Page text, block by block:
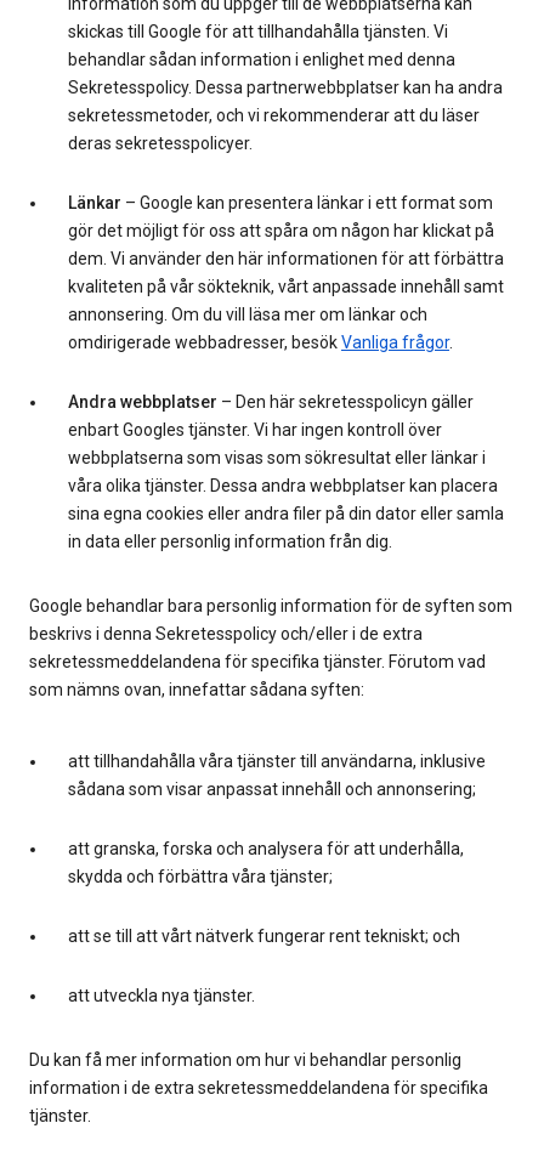
skickas till Google för att tillhandahålla tjänsten. Vi
behandlar sådan information i enlighet med denna
Sekretesspolicy. Dessa partnerwebbplatser kan ha andra
sekretessmetoder, och vi rekommenderar att du läser
deras sekretesspolicyer.
Länkar – Google kan presentera länkar i ett format som
gör det möjligt för oss att spåra om någon har klickat på
dem. Vi använder den här informationen för att förbättra
kvaliteten på vår sökteknik, vårt anpassade innehåll samt
annonsering. Om du vill läsa mer om länkar och
omdirigerade webbadresser, besökVanliga frågor.
Andra webbplatser – Den här sekretesspolicyn gäller
enbart Googles tjänster. Vi har ingen kontroll över
webbplatserna som visas som sökresultat eller länkar i
våra olika tjänster. Dessa andra webbplatser kan placera
sina egna cookies eller andra filer på din dator eller samla
in data eller personlig information från dig.
Google behandlar bara personlig information för de syften som
beskrivs i denna Sekretesspolicy och/eller i de extra
sekretessmeddelandena för specifika tjänster. Förutom vad
som nämns ovan, innefattar sådana syften:
att tillhandahålla våra tjänster till användarna, inklusive
sådana som visar anpassat innehåll och annonsering;
att granska, forska och analysera för att underhålla,
skydda och förbättra våra tjänster;
att se till att vårt nätverk fungerar rent tekniskt; och
att utveckla nya tjänster.
Du kan få mer information om hur vi behandlar personlig
information i de extra sekretessmeddelandena för specifika
tjänster.